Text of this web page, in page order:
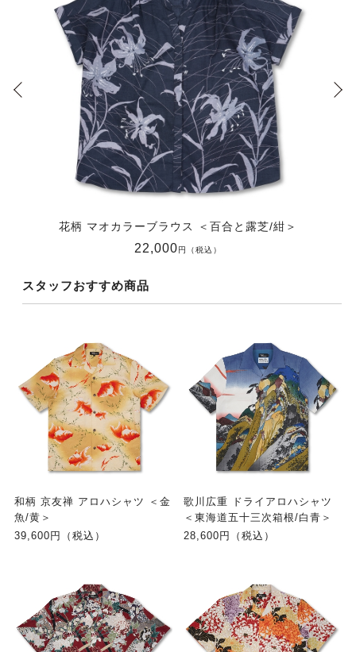
花柄 マオカラーブラウス ＜百合と露芝/紺＞
22,000円（税込）
スタッフおすすめ商品
和柄 京友禅 アロハシャツ ＜金
魚/黄＞
39,600円（税込）
歌川広重 ドライアロハシャツ
＜東海道五十三次箱根/白青＞
28,600円（税込）